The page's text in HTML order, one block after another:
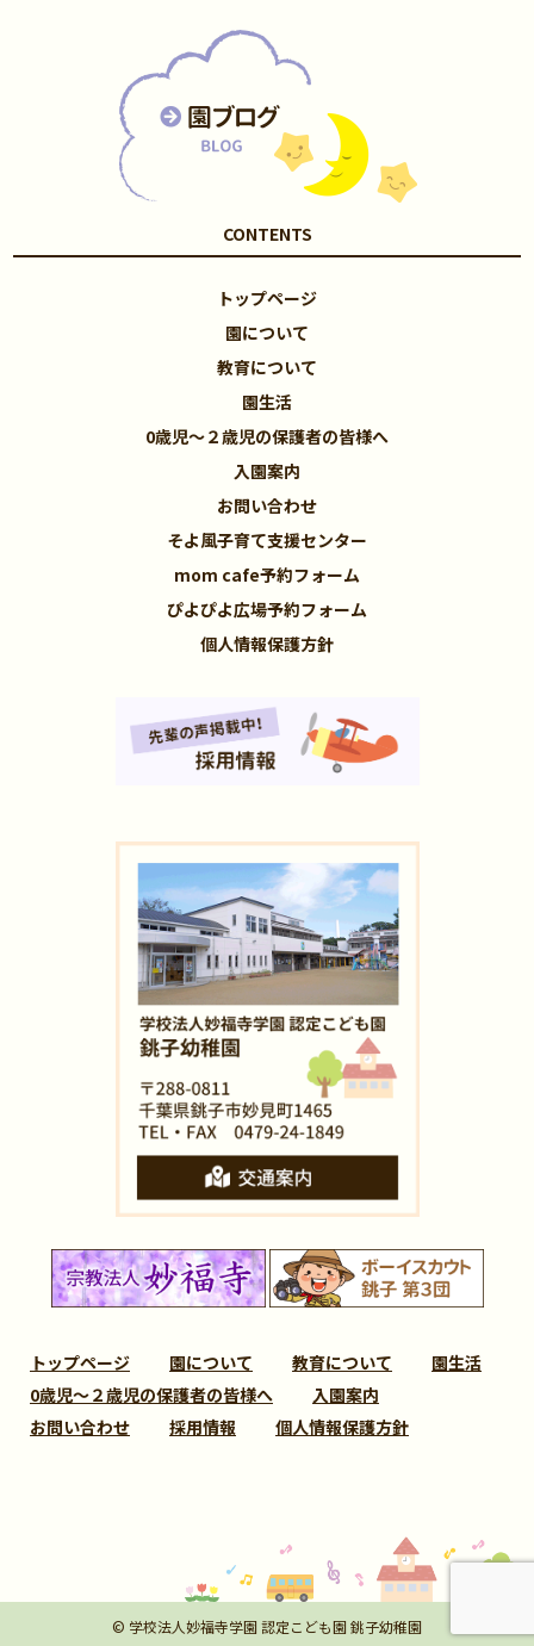
CONTENTS
トップページ
園について
教育について
園生活
0歳児～２歳児の保護者の皆様へ
入園案内
お問い合わせ
そよ風子育て支援センター
mom cafe予約フォーム
ぴよぴよ広場予約フォーム
個人情報保護方針
トップページ 園について 教育について
園生活
0歳児～２歳児の保護者の皆様へ
入園案内
お問い合わせ
採用情報 個人情報保護方針
© 学校法人妙福寺学園 認定こども園 銚子幼稚園